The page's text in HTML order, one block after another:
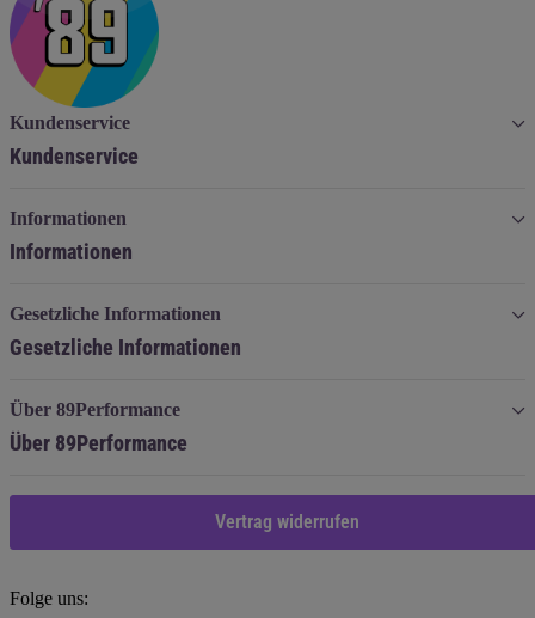
Kundenservice
Kundenservice
Informationen
Informationen
Gesetzliche Informationen
Gesetzliche Informationen
Über 89Performance
Über 89Performance
Vertrag widerrufen
Folge uns: